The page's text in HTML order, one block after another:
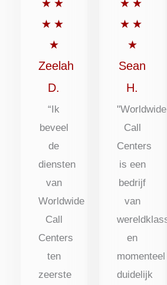
★ ★
★ ★
★
Beoordeeld
met
5
uit
Zeelah
D.
“Ik
beveel
de
diensten
van
Worldwide
Call
Centers
ten
zeerste
★ ★
★ ★
★
met
5
uit
Sean
H.
"Worldwide
Call
Centers
is een
bedrijf
van
en
momenteel
duidelijk